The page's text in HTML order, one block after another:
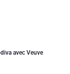
avec Veuve